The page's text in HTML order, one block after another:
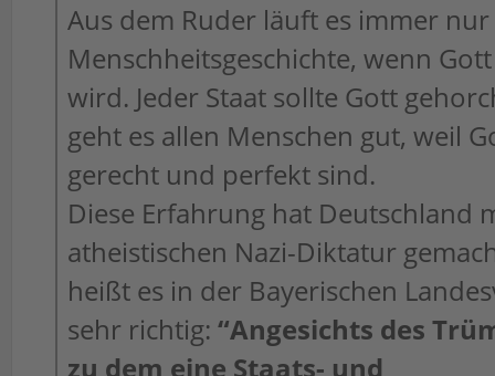
Aus dem Ruder läuft es immer
Menschheitsgeschichte, wenn
wird. Jeder Staat sollte Gott
geht es allen Menschen gut, weil
gerecht und perfekt sind.
Diese Erfahrung hat Deutschland
atheistischen Nazi-Diktatur
heißt es in der Bayerischen
sehr richtig: “Angesichts des
zu dem eine Staats- und